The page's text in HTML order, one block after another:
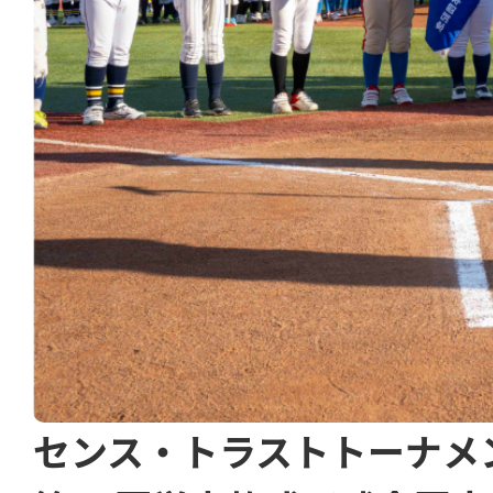
センス・トラストトーナメ